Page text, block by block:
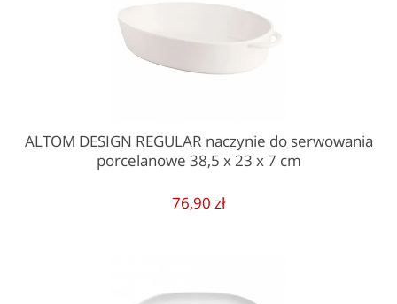
ALTOM DESIGN REGULAR naczynie do serwowania
porcelanowe 38,5 x 23 x 7 cm
76,90 zł